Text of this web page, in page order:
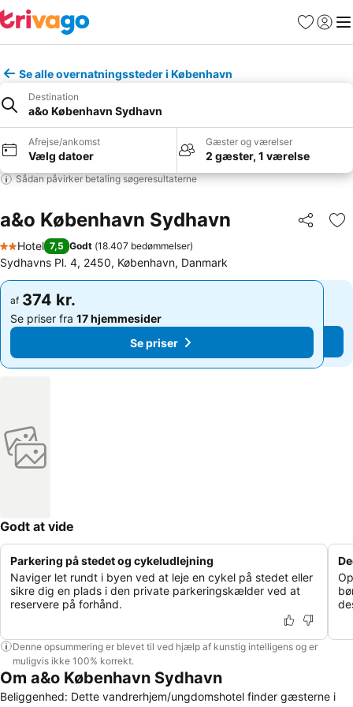
Favoritter
Log ind
Se alle overnatningssteder i København
Destination
a&o København Sydhavn
Afrejse/ankomst
Vælg datoer
Gæster og værelser
2 gæster, 1 værelse
Sådan påvirker betaling søgeresultaterne
a&o København Sydhavn Del
2 Stjerner
Hotel 7,5 Godt (18.407 bedømmelser)
Sydhavns Pl. 4, 2450, København, Danmark
af 374 kr.
Se priser fra 17 hjemmesider
Se priser
af 374 kr.
Se priser fra 17 hjemmesider
Se priser
Godt at vide
Parkering på stedet og cykeludlejning
Naviger let rundt i byen ved at leje en cykel på stedet eller
sikre dig en plads i den private parkeringskælder ved at
reservere på forhånd.
Denne opsummering er blevet til ved hjælp af kunstig intelligens og er
muligvis ikke 100% korrekt.
Om a&o København Sydhavn
Beliggenhed: Dette vandrerhjem/ungdomshotel finder gæsterne i